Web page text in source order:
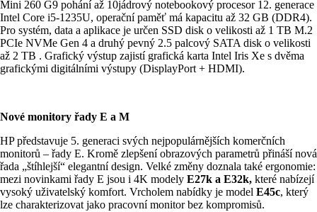
Mini 260 G9 pohání až 10jádrový notebookový procesor 12. generace
Intel Core i5-1235U, operační paměť má kapacitu až 32 GB (DDR4).
Pro systém, data a aplikace je určen SSD disk o velikosti až 1 TB M.2
PCIe NVMe Gen 4 a druhý pevný 2.5 palcový SATA disk o velikosti
až 2 TB . Grafický výstup zajistí grafická karta Intel Iris Xe s dvěma
grafickými digitálními výstupy (DisplayPort + HDMI).
Nové monitory řady E a M
HP představuje 5. generaci svých nejpopulárnějších komerčních
monitorů – řady E. Kromě zlepšení obrazových parametrů přináší nová
řada „štíhlejší“ elegantní design. Velké změny doznala také ergonomie:
mezi novinkami řady E jsou i 4K modely E27k a E32k, které nabízejí
vysoký uživatelský komfort. Vrcholem nabídky je model E45c, který
lze charakterizovat jako pracovní monitor bez kompromisů.